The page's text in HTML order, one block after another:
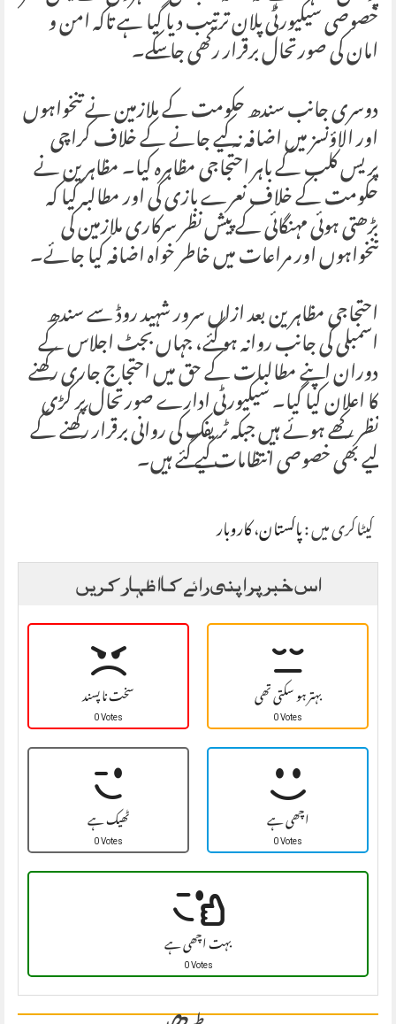
خصوصی سیکیورٹی پلان ترتیب دیا گیا ہے تاکہ امن و
امان کی صورتحال برقرار رکھی جا سکے۔
دوسری جانب سندھ حکومت کے ملازمین نے تنخواہوں
اور الاؤنسز میں اضافہ نہ کیے جانے کے خلاف کراچی
پریس کلب کے باہر احتجاجی مظاہرہ کیا۔ مظاہرین نے
حکومت کے خلاف نعرے بازی کی اور مطالبہ کیا کہ
بڑھتی ہوئی مہنگائی کے پیش نظر سرکاری ملازمین کی
تنخواہوں اور مراعات میں خاطر خواہ اضافہ کیا جائے۔
احتجاجی مظاہرین بعد ازاں سرور شہید روڈ سے سندھ
اسمبلی کی جانب روانہ ہو گئے، جہاں بجٹ اجلاس کے
دوران اپنے مطالبات کے حق میں احتجاج جاری رکھنے
کا اعلان کیا گیا۔ سیکیورٹی ادارے صورتحال پر کڑی
نظر رکھے ہوئے ہیں جبکہ ٹریفک کی روانی برقرار رکھنے کے
لیے بھی خصوصی انتظامات کیے گئے ہیں۔
کیٹاگری میں :پاکستان،کاروبار
اس خبر پر اپنی رائے کا اظہار کریں
سخت نا پسند
0 Votes بہتر ہو سکتی تھی
0 Votes
ٹھیک ہے
0 Votes اچھی ہے
0 Votes
بہت اچھی ہے
0 Votes